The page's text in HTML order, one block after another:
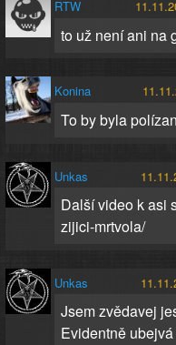
RTW
to už není ani na
Konina
To by byla
Unkas
Další video k asi
zijici-mrtvola/
Unkas
Jsem zvědavej
Evidentně